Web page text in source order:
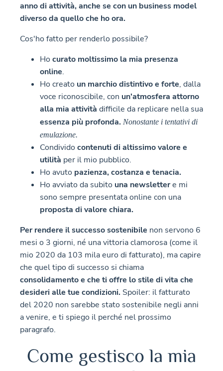
anno di attività, anche se con un business model
diverso da quello che ho ora.
Cos'ho fatto per renderlo possibile?
Ho curato moltissimo la mia presenza
online.
Ho creato un marchio distintivo e forte, dalla
voce riconoscibile, con un'atmosfera attorno
alla mia attività difficile da replicare nella sua
essenza più profonda. Nonostante i tentativi di
emulazione.
Condivido contenuti di altissimo valore e
utilità per il mio pubblico.
Ho avuto pazienza, costanza e tenacia.
Ho avviato da subito una newslettere mi
sono sempre presentata online con una
proposta di valore chiara.
Per rendere il successo sostenibile non servono 6
mesi o 3 giorni, né una vittoria clamorosa (come il
mio 2020 da 103 mila euro di fatturato), ma capire
che quel tipo di successo si chiama
consolidamento e che ti offre lo stile di vita che
desideri alle tue condizioni. Spoiler: il fatturato
del 2020 non sarebbe stato sostenibile negli anni
a venire, e ti spiego il perché nel prossimo
paragrafo.
Come gestisco la mia